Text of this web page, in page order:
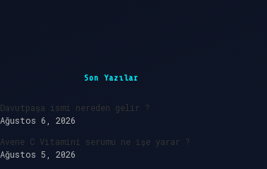
SidebarSon Yazılar
Davutpaşa ismi nereden gelir ?
Ağustos 6, 2026
Avene C Vitamini serumu ne işe yarar ?
Ağustos 5, 2026